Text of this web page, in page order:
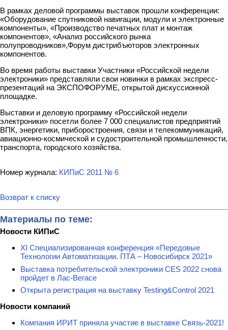
В рамках деловой программы выставок прошли конференции:
«Оборудование спутниковой навигации, модули и электронные
компоненты», «Производство печатных плат и монтаж
компонентов», «Анализ российского рынка
полупроводников»,Форум дистрибъюторов электронных
компонентов.
Во время работы выставки Участники «Российской недели
электроники» представляли свои новинки в рамках экспресс-
презентаций на ЭКСПОФОРУМЕ, открытой дискуссионной
площадке.
Выставки и деловую программу «Российской недели
электроники» посетли более 7 000 специалистов предприятий
ВПК, энергетики, приборостроения, связи и телекоммуникаций,
авиационно-космической и судостроительной промышленности,
транспорта, городского хозяйства.
Номер журнала: КИПиС 2011 № 6
Возврат к списку
Материалы по теме:
Новости КИПиС
XI Специализированная конференция «Передовые
Технологии Автоматизации. ПТА – Новосибирск 2021»
Выставка потребительской электроники CES 2022 снова
пройдет в Лас-Вегасе
Открыта регистрация на выставку Testing&Сontrol 2021
Новости компаний
Компания ИРИТ приняла участие в выставке Связь-2021!